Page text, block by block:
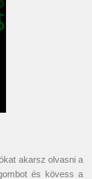
akarsz olvasni a
és kövess a